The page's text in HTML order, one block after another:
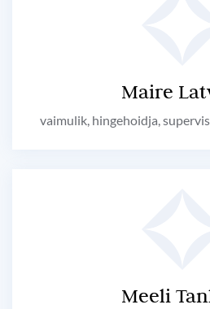
Maire
vaimulik, hingehoidja,
Meeli